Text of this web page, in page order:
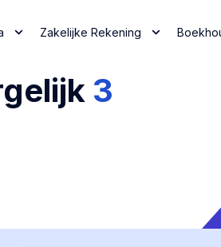
Zakelijke Rekening
3